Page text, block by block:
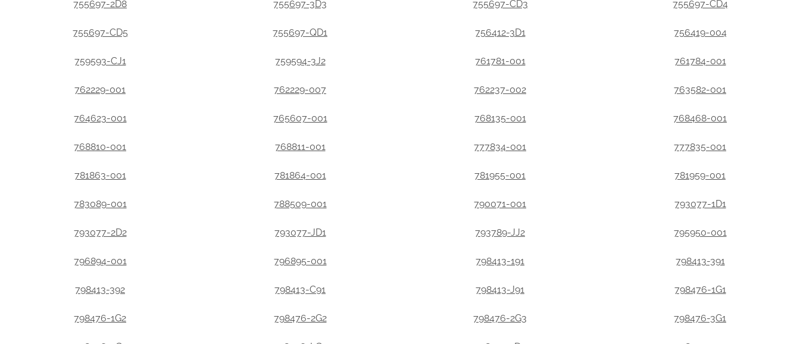
755697-2D8 755697-3D3 755697-CD3 755697-CD4
755697-CD5 755697-QD1 756412-3D1 756419-004
759593-CJ1 759594-3J2 761781-001 761784-001
762229-001 762229-007 762237-002 763582-001
764623-001 765607-001 768135-001 768468-001
768810-001 768811-001 777834-001 777835-001
781863-001 781864-001 781955-001 781959-001
783089-001 788509-001 790071-001 793077-1D1
793077-2D2 793077-JD1 793789-JJ2 795950-001
796894-001 796895-001 798413-191 798413-391
798413-392 798413-C91 798413-J91 798476-1G1
798476-1G2 798476-2G2 798476-2G3 798476-3G1